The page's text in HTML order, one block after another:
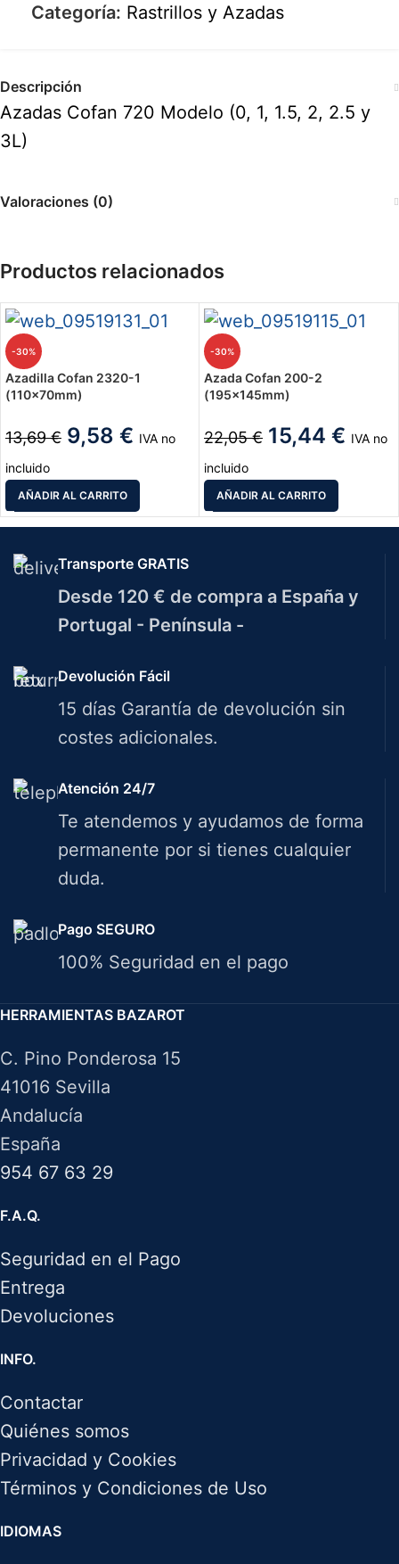
Categoría: Rastrillos y Azadas
Descripción
Azadas Cofan 720 Modelo (0, 1, 1.5, 2, 2.5 y
3L)
Valoraciones (0)
Productos relacionados
-30%
Azadilla Cofan 2320-1
(110x70mm)
13,69€ 9,58 € IVA no
incluido
AÑADIR AL CARRITO
-30%
Azada Cofan 200-2
(195x145mm)
22,05€ 15,44 € IVA no
incluido
AÑADIR AL CARRITO
Transporte GRATIS
Desde 120 € de compra a España y
Portugal - Península -
Devolución Fácil
15 días Garantía de devolución sin
costes adicionales.
Atención 24/7
Te atendemos y ayudamos de forma
permanente por si tienes cualquier
duda.
Pago SEGURO
100% Seguridad en el pago
HERRAMIENTAS BAZAROT
C. Pino Ponderosa 15
41016 Sevilla
Andalucía
España
954 67 63 29
F.A.Q.
Seguridad en el Pago
Entrega
Devoluciones
INFO.
Contactar
Quiénes somos
Privacidad y Cookies
Términos y Condiciones de Uso
IDIOMAS